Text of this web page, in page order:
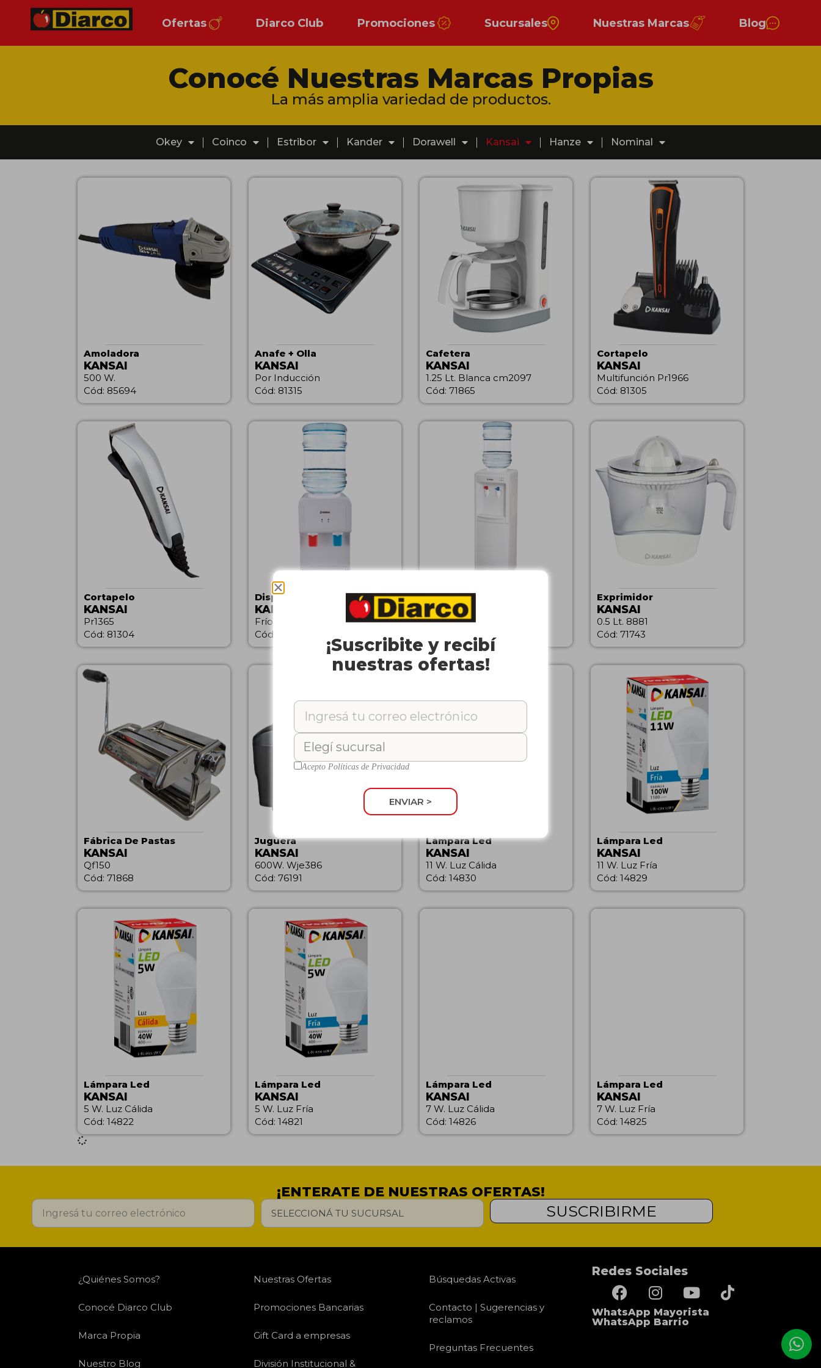
Ofertas Diarco Club Promociones Sucursales Nuestras Marcas Blog
Conocé Nuestras Marcas Propias
La más amplia variedad de productos.
Okey Coinco Estribor Kander Dorawell Kansai Hanze Nominal
Amoladora
KANSAI
500 W.
Cód: 85694
Anafe + Olla
KANSAI
Por Inducción
Cód: 81315
Cafetera
KANSAI
1.25 Lt. Blanca cm2097
Cód: 71865
Cortapelo
KANSAI
Multifunción Pr1966
Cód: 81305
Cortapelo
KANSAI
Pr1365
Cód: 81304
Dispenser
KANSAI
Frío/Calor De Mesa
Cód: 71884
Dispenser
KANSAI
Frío/Calor de Pie
Cód: 71885
Exprimidor
KANSAI
0.5 Lt. 8881
Cód: 71743
Fábrica De Pastas
KANSAI
Qf150
Cód: 71868
Juguera
KANSAI
600W. Wje386
Cód: 76191
Lámpara Led
KANSAI
11 W. Luz Cálida
Cód: 14830
Lámpara Led
KANSAI
11 W. Luz Fría
Cód: 14829
Lámpara Led
KANSAI
5 W. Luz Cálida
Cód: 14822
Lámpara Led
KANSAI
5 W. Luz Fría
Cód: 14821
Lámpara Led
KANSAI
7 W. Luz Cálida
Cód: 14826
Lámpara Led
KANSAI
7 W. Luz Fría
Cód: 14825
¡ENTERATE DE NUESTRAS OFERTAS!
SUSCRIBIRME
¿Quiénes Somos?
Conocé Diarco Club
Marca Propia
Nuestro Blog
Nuestras Ofertas
Promociones Bancarias
Gift Card a empresas
División Institucional &
Búsquedas Activas
Contacto | Sugerencias y
reclamos
Preguntas Frecuentes
Redes Sociales
WhatsApp Mayorista
WhatsApp Barrio
¡Suscribite y recibí
nuestras ofertas!
Acepto Políticas de Privacidad
ENVIAR >